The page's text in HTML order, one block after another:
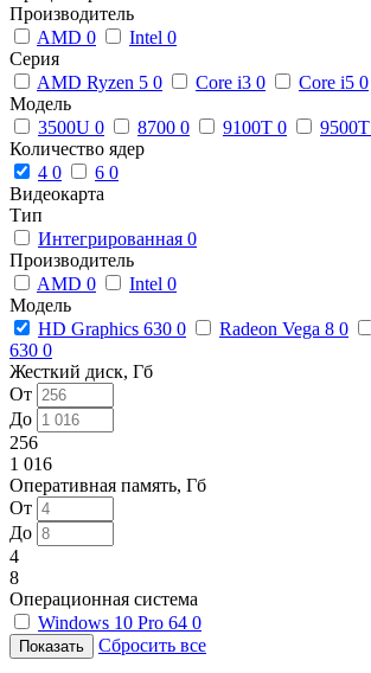
Производитель
AMD 0 Intel 0
Серия
AMD Ryzen 5 0 Core i3 0 Core i5 0
Модель
3500U 0 8700 0 9100T 0 9500T
Количество ядер
4 0 6 0
Видеокарта
Тип
Интегрированная 0
Производитель
AMD 0 Intel 0
Модель
HD Graphics 630 0 Radeon Vega 8 0
630 0
Жесткий диск, Гб
От
До
256
1 016
Оперативная память, Гб
От
До
4
8
Операционная система
Windows 10 Pro 64 0
Сбросить все